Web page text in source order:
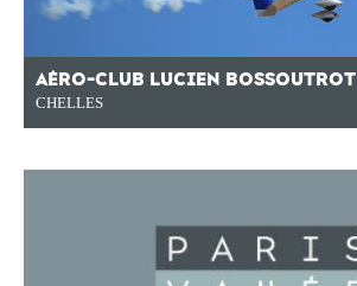
AÉRO-CLUB LUCIEN BOSSOUTROT
CHELLES